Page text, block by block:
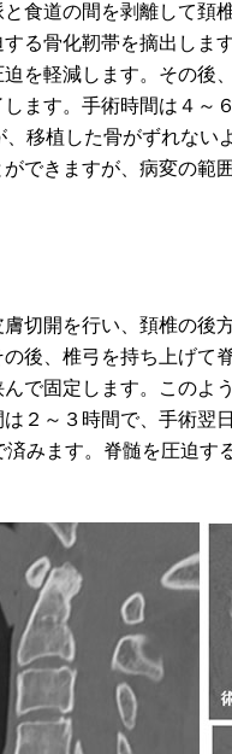
食道の間を剥離して頚
る骨化靭帯を摘出しま
を軽減します。その後
ます。手術時間は４～
移植した骨がずれない
できますが、病変の範
切開を行い、頚椎の後
後、椎弓を持ち上げて
で固定します。このよ
２～３時間で、手術翌
みます。脊髄を圧迫す